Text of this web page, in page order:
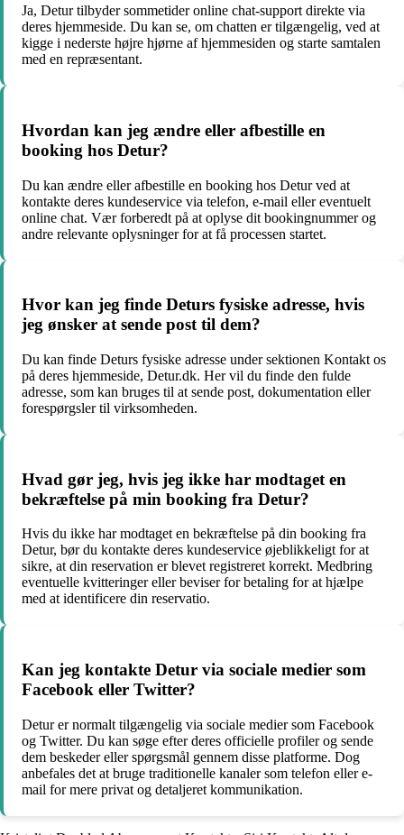
Ja, Detur tilbyder sommetider online chat-support direkte via
deres hjemmeside. Du kan se, om chatten er tilgængelig, ved at
kigge i nederste højre hjørne af hjemmesiden og starte samtalen
med en repræsentant.
Hvordan kan jeg ændre eller afbestille en
booking hos Detur?
Du kan ændre eller afbestille en booking hos Detur ved at
kontakte deres kundeservice via telefon, e-mail eller eventuelt
online chat. Vær forberedt på at oplyse dit bookingnummer og
andre relevante oplysninger for at få processen startet.
Hvor kan jeg finde Deturs fysiske adresse, hvis
jeg ønsker at sende post til dem?
Du kan finde Deturs fysiske adresse under sektionen Kontakt os
på deres hjemmeside, Detur.dk. Her vil du finde den fulde
adresse, som kan bruges til at sende post, dokumentation eller
forespørgsler til virksomheden.
Hvad gør jeg, hvis jeg ikke har modtaget en
bekræftelse på min booking fra Detur?
Hvis du ikke har modtaget en bekræftelse på din booking fra
Detur, bør du kontakte deres kundeservice øjeblikkeligt for at
sikre, at din reservation er blevet registreret korrekt. Medbring
eventuelle kvitteringer eller beviser for betaling for at hjælpe
med at identificere din reservatio.
Kan jeg kontakte Detur via sociale medier som
Facebook eller Twitter?
Detur er normalt tilgængelig via sociale medier som Facebook
og Twitter. Du kan søge efter deres officielle profiler og sende
dem beskeder eller spørgsmål gennem disse platforme. Dog
anbefales det at bruge traditionelle kanaler som telefon eller e-
mail for mere privat og detaljeret kommunikation.